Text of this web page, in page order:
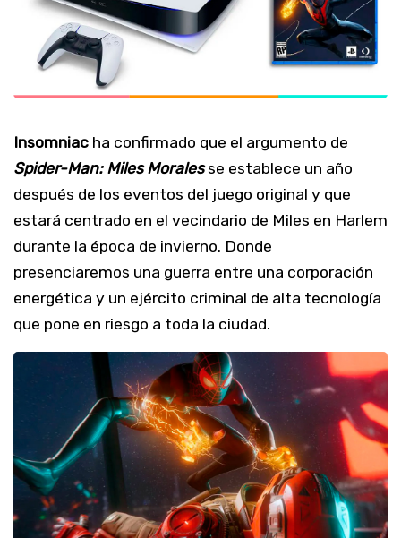
Insomniac ha confirmado que el argumento de
Spider-Man: Miles Moralesse establece un año
después de los eventos del juego original y que
estará centrado en el vecindario de Miles en Harlem
durante la época de invierno. Donde
presenciaremos una guerra entre una corporación
energética y un ejército criminal de alta tecnología
que pone en riesgo a toda la ciudad.